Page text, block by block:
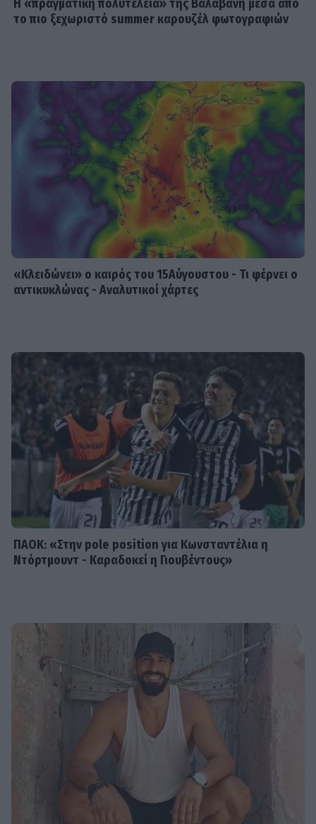
Η «πραγματική πολυτέλεια» της Βαλαβάνη μέσα από
το πιο ξεχωριστό summer καρουζέλ φωτογραφιών
«Κλειδώνει» ο καιρός του 15Αύγουστου - Τι φέρνει ο
αντικυκλώνας - Αναλυτικοί χάρτες
ΠΑΟΚ: «Στην pole position για Κωνσταντέλια η
Ντόρτμουντ - Καραδοκεί η Γιουβέντους»